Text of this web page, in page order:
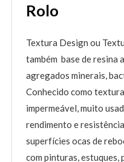
Rolo
Textura Design ou
também base de resina
agregados minerais,
Conhecido como
impermeável, muito
rendimento e
superfícies ocas de
com pinturas, estuques,